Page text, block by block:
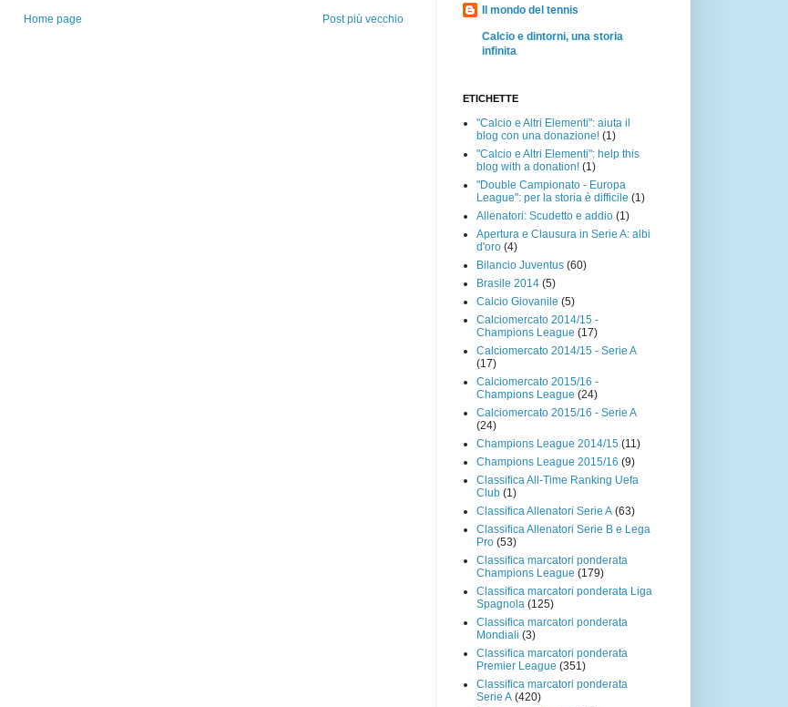
Post più vecchio
Home page
Il mondo del tennis
Calcio e dintorni, una storia
infinita
ETICHETTE
"Calcio e Altri Elementi": aiuta il
blog con una donazione! (1)
"Calcio e Altri Elementi": help this
blog with a donation! (1)
"Double Campionato - Europa
League": per la storia è difficile (1)
Allenatori: Scudetto e addio (1)
Apertura e Clausura in Serie A: albi
d'oro (4)
Bilancio Juventus (60)
Brasile 2014 (5)
Calcio Giovanile (5)
Calciomercato 2014/15 -
Champions League (17)
Calciomercato 2014/15 - Serie A
(17)
Calciomercato 2015/16 -
Champions League (24)
Calciomercato 2015/16 - Serie A
(24)
Champions League 2014/15 (11)
Champions League 2015/16 (9)
Classifica All-Time Ranking Uefa
Club (1)
Classifica Allenatori Serie A (63)
Classifica Allenatori Serie B e Lega
Pro (53)
Classifica marcatori ponderata
Champions League (179)
Classifica marcatori ponderata Liga
Spagnola (125)
Classifica marcatori ponderata
Mondiali (3)
Classifica marcatori ponderata
Premier League (351)
Classifica marcatori ponderata
Serie A (420)